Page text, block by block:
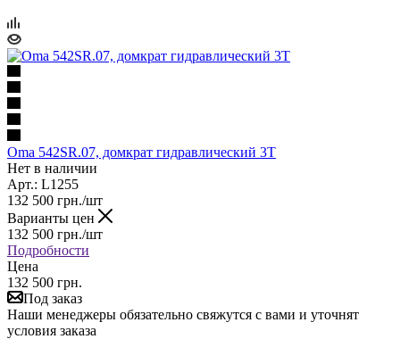
Oma 542SR.07, домкрат гидравлический 3Т
Нет в наличии
Арт.: L1255
132 500 грн./шт
Варианты цен
132 500 грн./шт
Подробности
Цена
132 500 грн.
Под заказ
Наши менеджеры обязательно свяжутся с вами и уточнят
условия заказа